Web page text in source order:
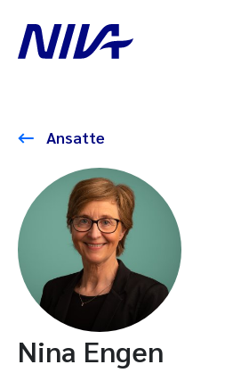
Ansatte
Nina Engen